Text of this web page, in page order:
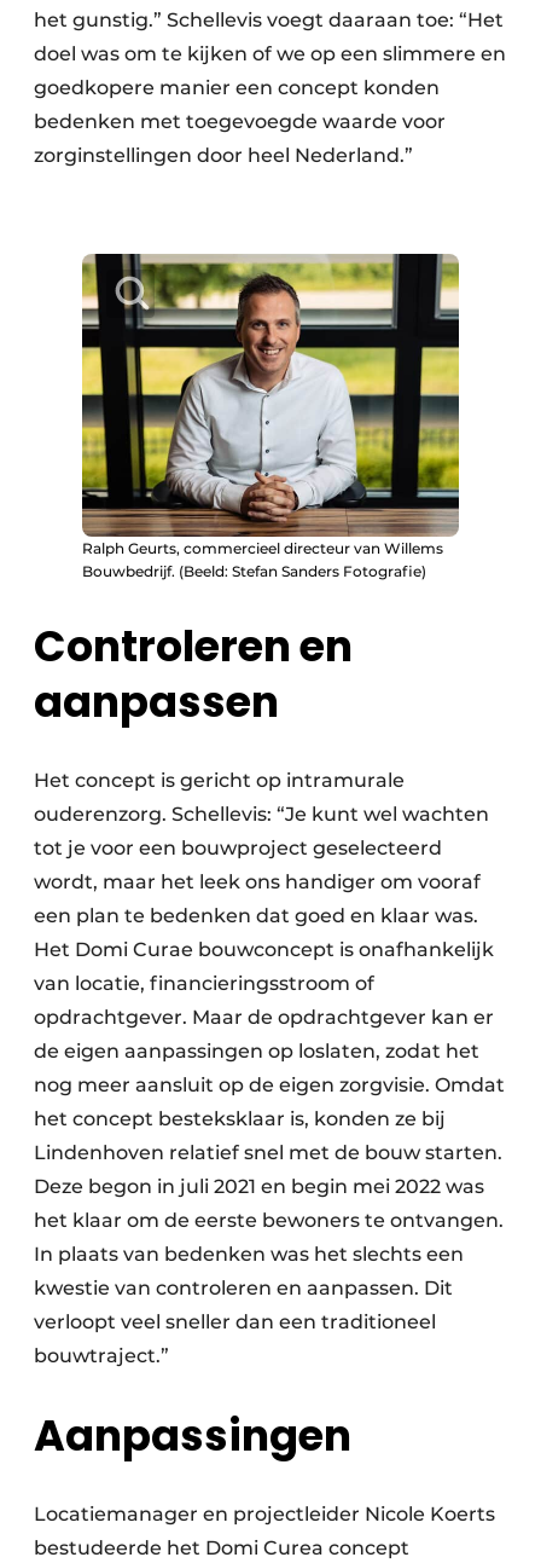
het gunstig.” Schellevis voegt daaraan toe: “Het
doel was om te kijken of we op een slimmere en
goedkopere manier een concept konden
bedenken met toegevoegde waarde voor
zorginstellingen door heel Nederland.”
Ralph Geurts, commercieel directeur van Willems
Bouwbedrijf. (Beeld: Stefan Sanders Fotografie)
Controleren en
aanpassen
Het concept is gericht op intramurale
ouderenzorg. Schellevis: “Je kunt wel wachten
tot je voor een bouwproject geselecteerd
wordt, maar het leek ons handiger om vooraf
een plan te bedenken dat goed en klaar was.
Het Domi Curae bouwconcept is onafhankelijk
van locatie, financieringsstroom of
opdrachtgever. Maar de opdrachtgever kan er
de eigen aanpassingen op loslaten, zodat het
nog meer aansluit op de eigen zorgvisie. Omdat
het concept besteksklaar is, konden ze bij
Lindenhoven relatief snel met de bouw starten.
Deze begon in juli 2021 en begin mei 2022 was
het klaar om de eerste bewoners te ontvangen.
In plaats van bedenken was het slechts een
kwestie van controleren en aanpassen. Dit
verloopt veel sneller dan een traditioneel
bouwtraject.”
Aanpassingen
Locatiemanager en projectleider Nicole Koerts
bestudeerde het Domi Curea concept